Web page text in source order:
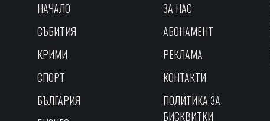
НАЧАЛО
СЪБИТИЯ
КРИМИ
СПОРТ
БЪЛГАРИЯ
ЗА НАС
АБОНАМЕНТ
РЕКЛАМА
КОНТАКТИ
ПОЛИТИКА ЗА
БИСКВИТКИ